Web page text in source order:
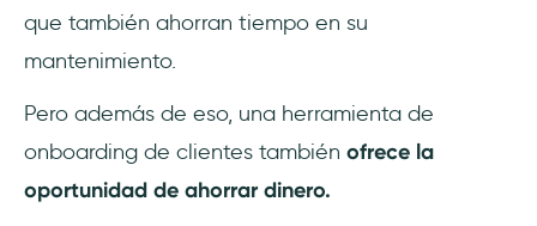
que también ahorran tiempo en su
mantenimiento.
Pero además de eso, una herramienta de
onboarding de clientes también ofrece la
oportunidad de ahorrar dinero.